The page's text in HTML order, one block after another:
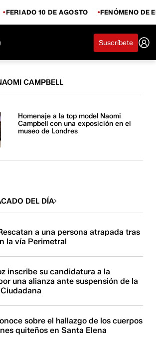
FERIADO 10 DE AGOSTO FENÓMENO DE
Suscríbete
CAMPBELL
Homenaje a la top model Naomi
Campbell con una exposición en el
museo de Londres
DEL DÍA
a una persona atrapada tras
la vía Perimetral
inscribe su candidatura a la
una alianza ante suspensión de la
sobre el hallazgo de los cuerpos
quiteños en Santa Elena